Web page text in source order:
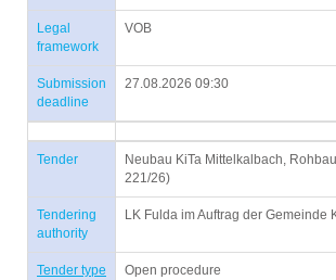
Legal
framework
VOB
Submission
deadline
27.08.2026 09:30
Tender
Neubau KiTa Mittelkalbach,
221/26)
Tendering
authority
LK Fulda im Auftrag der Gemeinde
Tender type Open procedure